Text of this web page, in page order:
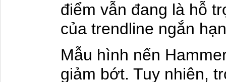
điểm vẫn đang là hỗ
của trendline ngắn
Mẫu hình nến
giảm bớt. Tuy nhiên,